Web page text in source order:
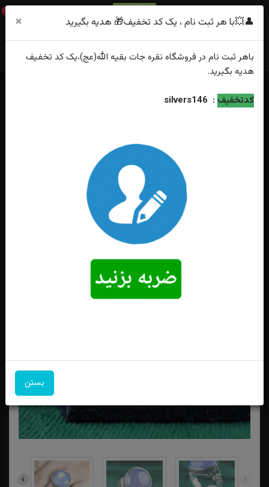
0
خانه
فهرست محصولات
انگشترنقره عقیق کبود یمنی اصل رکاب صفوی دست ساز
👤💥با هر ثبت نام ، یک کد تخفیف🎁 هدیه بگیرید ×
باهر ثبت نام در فروشگاه نقره جات بقیه الله(عج)،یک کد تخفیف
هدیه بگیرید.
کدتخفیف :
silvers146
بستن